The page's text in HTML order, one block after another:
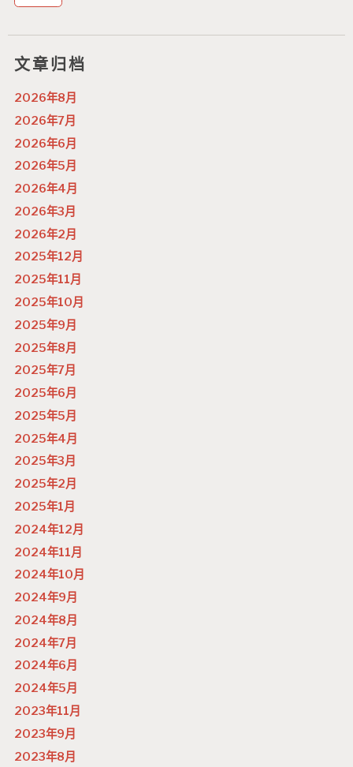
文章归档
2026年8月
2026年7月
2026年6月
2026年5月
2026年4月
2026年3月
2026年2月
2025年12月
2025年11月
2025年10月
2025年9月
2025年8月
2025年7月
2025年6月
2025年5月
2025年4月
2025年3月
2025年2月
2025年1月
2024年12月
2024年11月
2024年10月
2024年9月
2024年8月
2024年7月
2024年6月
2024年5月
2023年11月
2023年9月
2023年8月